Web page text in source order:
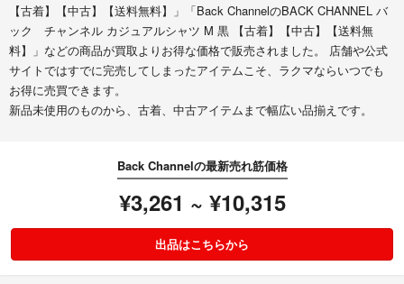
【古着】【中古】【送料無料】」「Back ChannelのBACK CHANNEL バ
ック チャンネル カジュアルシャツ M 黒 【古着】【中古】【送料無
料】」などの商品が買取よりお得な価格で販売されました。 店舗や公式
サイトではすでに完売してしまったアイテムこそ、ラクマならいつでも
お得に売買できます。
新品未使用のものから、古着、中古アイテムまで幅広い品揃えです。
Back Channelの最新売れ筋価格
¥3,261 ~ ¥10,315
出品はこちらから